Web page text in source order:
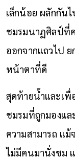
เล็กน้อย ผลักกัน
ชมรมนาฏศิลป์ที่ค
ออกจากแถวไป
หน้าตาที่ดี
สุดท้ายน้ำและเ
ชมรมที่ถูกมองแล
ความสามารถ แ
ไม่มีคนมานั่งชม